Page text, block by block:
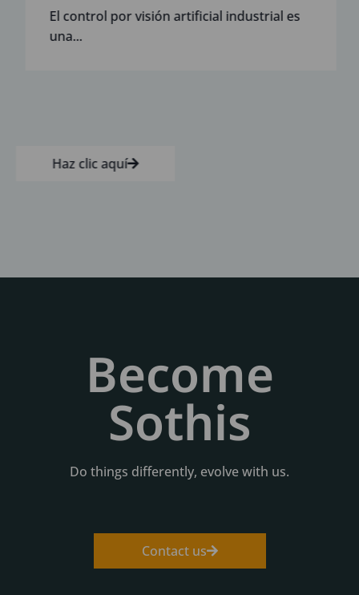
El control por visión artificial industrial es
una...
Haz clic aquí
Become
Sothis
Do things differently, evolve with us.
Contact us